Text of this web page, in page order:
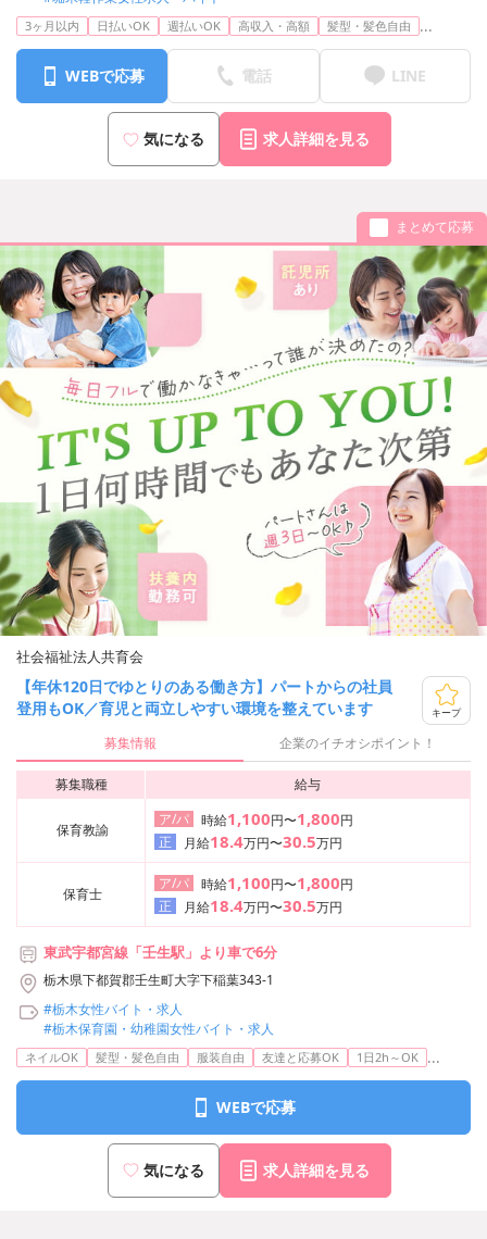
3ヶ月以内 日払いOK 週払いOK 高収入・高額 髪型・髪色自由 ...
WEBで応募 電話 LINE
気になる 求人詳細を見る
まとめて応募
社会福祉法人共育会
【年休120日でゆとりのある働き方】パートからの社員
登用もOK／育児と両立しやすい環境を整えています
キープ
募集情報 企業のイチオシポイント！
募集職種 給与
保育教諭
ア/パ 時給1,100円〜1,800円
正
月給18.4万円〜30.5万円
保育士
ア/パ 時給1,100円〜1,800円
正
月給18.4万円〜30.5万円
東武宇都宮線「壬生駅」より車で6分
栃木県下都賀郡壬生町大字下稲葉343-1
#栃木女性バイト・求人
#栃木保育園・幼稚園女性バイト・求人
ネイルOK 髪型・髪色自由 服装自由 友達と応募OK 1日2h～OK ...
WEBで応募
気になる 求人詳細を見る